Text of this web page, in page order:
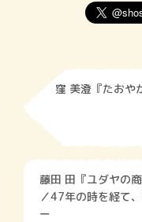
窪 美澄『たおや
藤田 田『ユダヤの
／47年の時を経て
ー